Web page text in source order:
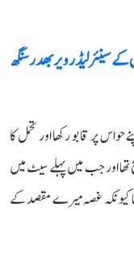
سینئر لیڈر ویربھدر سنگھ
پر قابو رکھا اور تحمل کا
تھا اور جب میں پہلے سیٹ میں
کیونکہ غصہ میرے مقصد کے